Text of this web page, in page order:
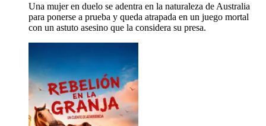
Una mujer en duelo se adentra en la naturaleza de Australia
para ponerse a prueba y queda atrapada en un juego mortal
con un astuto asesino que la considera su presa.